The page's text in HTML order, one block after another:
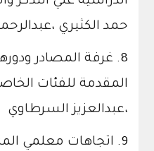
حمد الكثيري
8. غرفة المصادر
المقدمة للفئات
،عبدالعزيز السرطاوي
9.
اتجاهات معلمي